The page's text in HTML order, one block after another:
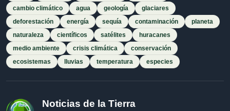
cambio climático
agua geología
glaciares
deforestación
energía sequía contaminación
planeta
naturaleza
científicos satélites
huracanes
medio ambiente
crisis climática
conservación
ecosistemas
lluvias temperatura especies
Noticias de la Tierra